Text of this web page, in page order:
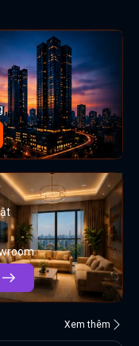
Xem thêm